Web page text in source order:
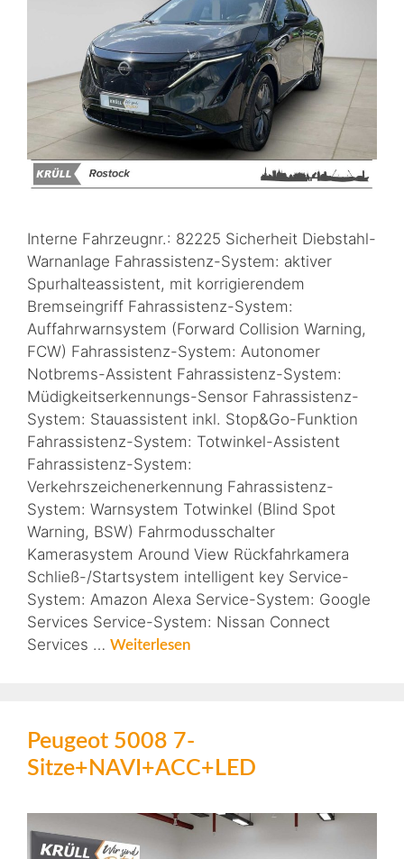
Interne Fahrzeugnr.: 82225 Sicherheit Diebstahl-
Warnanlage Fahrassistenz-System: aktiver
Spurhalteassistent, mit korrigierendem
Bremseingriff Fahrassistenz-System:
Auffahrwarnsystem (Forward Collision Warning,
FCW) Fahrassistenz-System: Autonomer
Notbrems-Assistent Fahrassistenz-System:
Müdigkeitserkennungs-Sensor Fahrassistenz-
System: Stauassistent inkl. Stop&Go-Funktion
Fahrassistenz-System: Totwinkel-Assistent
Fahrassistenz-System:
Verkehrszeichenerkennung Fahrassistenz-
System: Warnsystem Totwinkel (Blind Spot
Warning, BSW) Fahrmodusschalter
Kamerasystem Around View Rückfahrkamera
Schließ-/Startsystem intelligent key Service-
System: Amazon Alexa Service-System: Google
Services Service-System: Nissan Connect
Services … Weiterlesen
Peugeot 5008 7-
Sitze+NAVI+ACC+LED